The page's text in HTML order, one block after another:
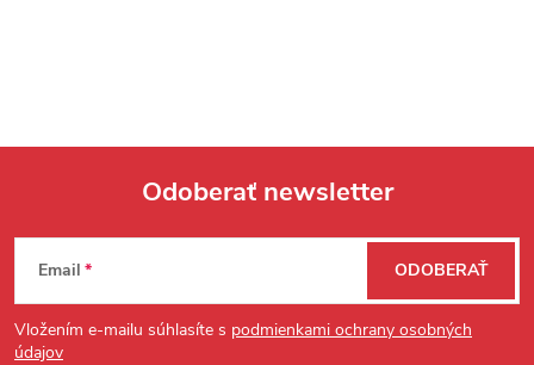
Zápätie
Odoberať newsletter
Email
Vložením e-mailu súhlasíte s podmienkami ochrany osobných
údajov
ODOBERAŤ